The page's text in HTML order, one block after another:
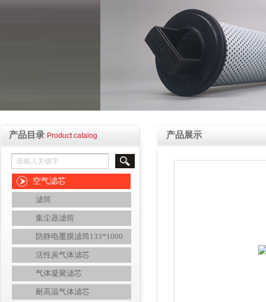
产品目录 Product catalog
空气滤芯
滤筒
集尘器滤筒
防静电覆膜滤筒133*1000
活性炭气体滤芯
气体凝聚滤芯
耐高温气体滤芯
产品展示